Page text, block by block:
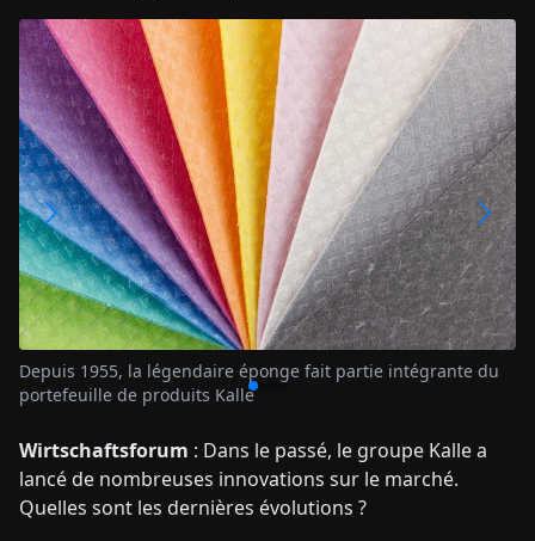
Dans environ un foyer sur cinq dans le monde entier,
l'éponge de la maison Kalle est utilisée
Wirtschaftsforum : Dans le passé, le groupe Kalle a
lancé de nombreuses innovations sur le marché.
Quelles sont les dernières évolutions ?